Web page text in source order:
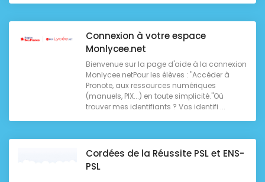
Connexion à votre espace
Monlycee.net
Bienvenue sur la page d'aide à la connexion
Monlycee.netPour les élèves : "Accéder à
Pronote, aux ressources numériques
(manuels, PIX...) en toute simplicité."Où
trouver mes identifiants ? Vos identifi ...
Cordées de la Réussite PSL et ENS-
PSL